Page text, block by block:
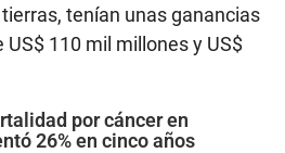
tenían unas ganancias
110 mil millones y US$
por cáncer en
26% en cinco años